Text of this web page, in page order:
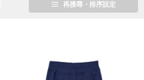
再搜尋・排序設定